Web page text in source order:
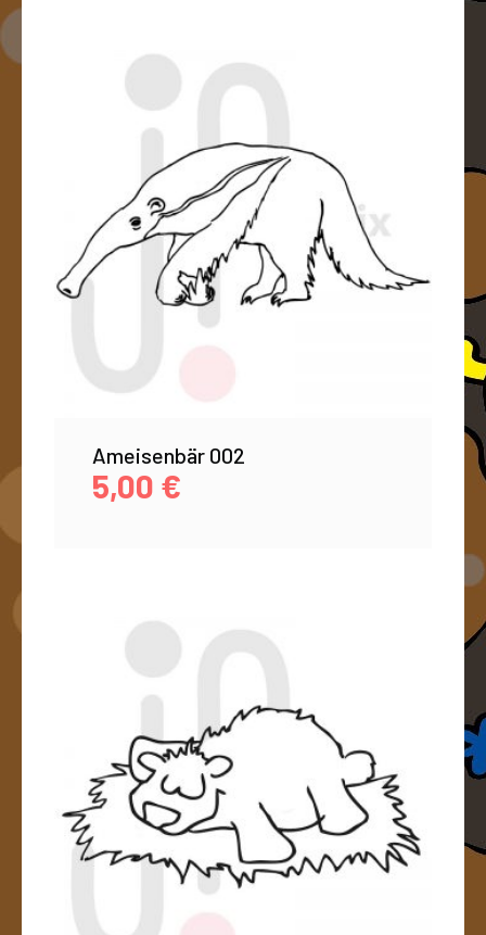
Ameisenbär 002
5,00 €